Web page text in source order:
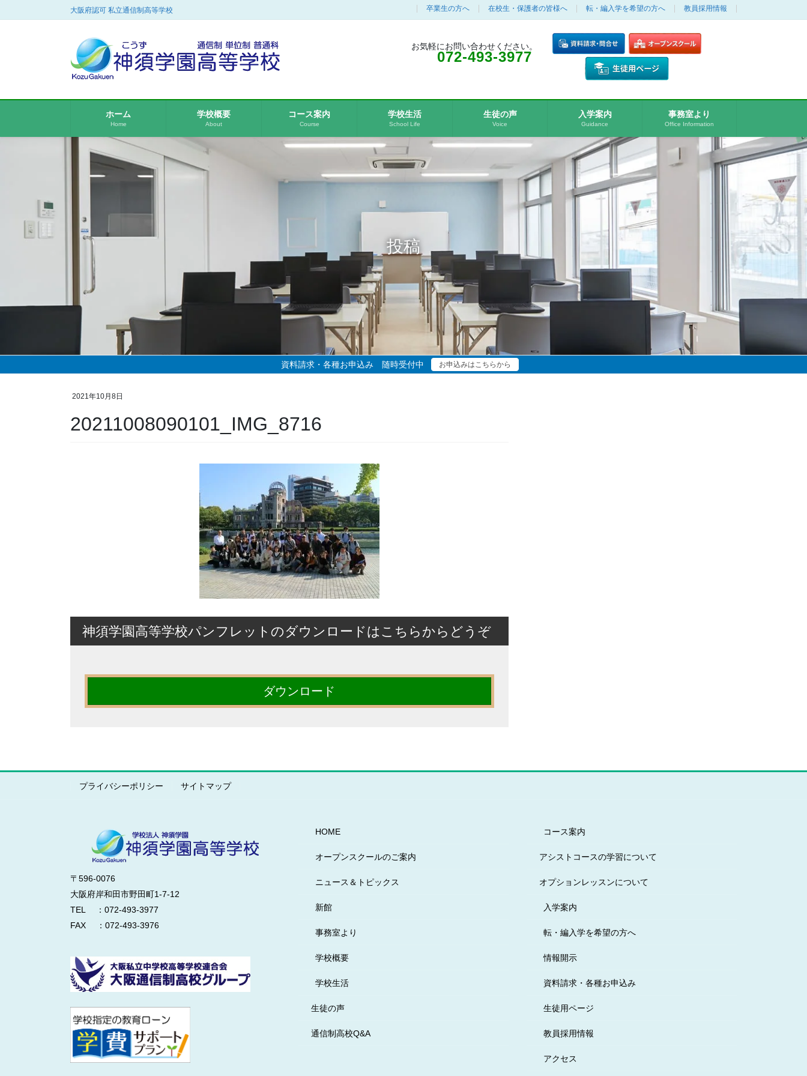
ン
ビ
動
大阪府認可 私立通信制高等学校 卒業生の方へ 在校生・保護者の皆様へ 転・編入学を希望の方へ 教員採用情報
お気軽にお問い合わせください。
072-493-3977
ホーム
Home
学校概要
About
コース案内
Course
学校生活
School Life
生徒の声
Voice
入学案内
Guidance
事務室より
Office Information
投稿
資料請求・各種お申込み 随時受付中 お申込みはこちらから
2021年10月8日
20211008090101_IMG_8716
神須学園高等学校パンフレットのダウンロードはこちらからどうぞ
ダウンロード
プライバシーポリシー サイトマップ
〒596-0076
大阪府岸和田市野田町1-7-12
TEL ：072-493-3977
FAX ：072-493-3976
HOME
オープンスクールのご案内
ニュース＆トピックス
新館
事務室より
学校概要
学校生活
生徒の声
通信制高校Q&A
コース案内
アシストコースの学習について
オプションレッスンについて
入学案内
転・編入学を希望の方へ
情報開示
資料請求・各種お申込み
生徒用ページ
教員採用情報
アクセス